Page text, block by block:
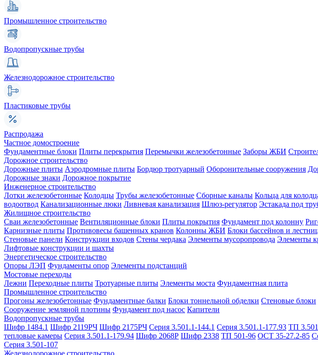
Промышленное строительство
Водопропускные трубы
Железнодорожное строительство
Пластиковые трубы
Распродажа
Частное домостроение
Фундаментные блоки Плиты перекрытия Перемычки железобетонные Заборы ЖБИ
Дорожное строительство
Дорожные плиты Аэродромные плиты Бордюр тротуарный Оборонительные сооружения
Дорожные знаки Дорожное покрытие
Инженерное строительство
Лотки железобетонные Колодцы Трубы железобетонные Сборные каналы Кольца для
водоотвод Канализационные люки Ливневая канализация Шлюз-регулятор Эстакада под
Жилищное строительство
Сваи железобетонные Вентиляционные блоки Плиты покрытия Фундамент под колонну
Карнизные плиты Противовесы башенных кранов Колонны ЖБИ Блоки бассейнов и
Стеновые панели Конструкции входов Стены чердака Элементы мусоропровода Элементы
Лифтовые конструкции и шахты
Энергетическое строительство
Опоры ЛЭП Фундаменты опор Элементы подстанций
Мостовые переходы
Лежни Переходные плиты Тротуарные плиты Элементы моста Фундаментная плита
Промышленное строительство
Прогоны железобетонные Фундаментные балки Блоки тоннельной обделки Стеновые блоки
Сооружение земляной плотины Фундамент под насос Капители
Водопропускные трубы
Шифр 1484.1 Шифр 2119РЧ Шифр 2175РЧ Серия 3.501.1-144.1 Серия 3.501.1-177.93 ТП
тепловые камеры Серия 3.501.1-179.94 Шифр 2068Р Шифр 2338 ТП 501-96 ОСТ 35-27.2-85
Серия 3.501-107
Железнодорожное строительство